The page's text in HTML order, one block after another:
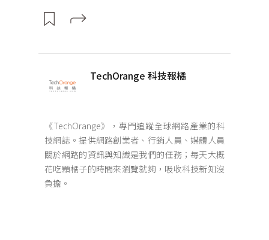
TechOrange 科技報橘
《TechOrange》，專門追蹤全球網路產業的科
技網誌。提供網路創業者、行銷人員、媒體人員
關於網路的資訊與知識是我們的任務；每天大概
花吃顆橘子的時間來瀏覽就夠，吸收科技新知沒
負擔。